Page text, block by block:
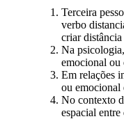
Terceira
verbo
criar distância
Na
emocional ou
Em relações
ou emocional
No contexto
espacial